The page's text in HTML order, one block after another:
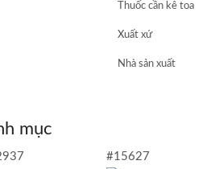
Thuốc cần kê toa
Xuất xứ
Nhà sản xuất
mục
#15627